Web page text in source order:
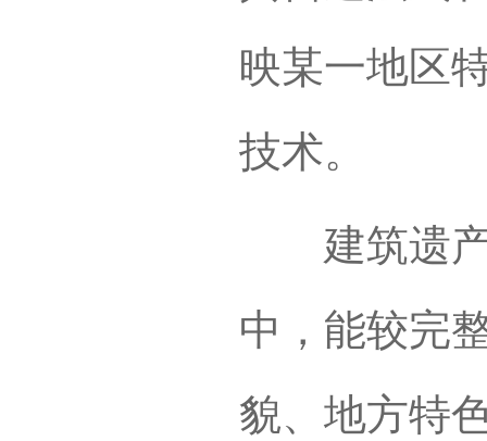
映某一地区
技术。
建筑遗产
中，能较完
貌、地方特